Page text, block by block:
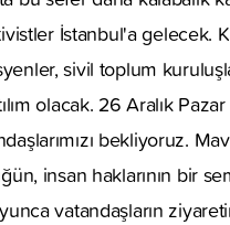
İstanbul'a gelecek.
sivil toplum
olacak. 26 Aralık
bekliyoruz.
insan haklarının bir
vatandaşların